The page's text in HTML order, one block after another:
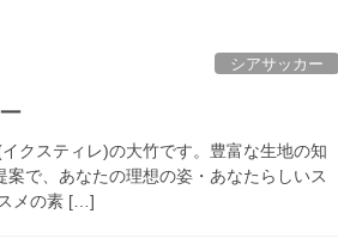
シアサッカー
クスティレ)の大竹です。豊富な生地の知
で、あなたの理想の姿・あなたらしいス
メの素 […]